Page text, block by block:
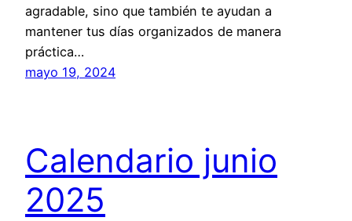
agradable, sino que también te ayudan a
mantener tus días organizados de manera
práctica…
mayo 19, 2024
Calendario junio
2025